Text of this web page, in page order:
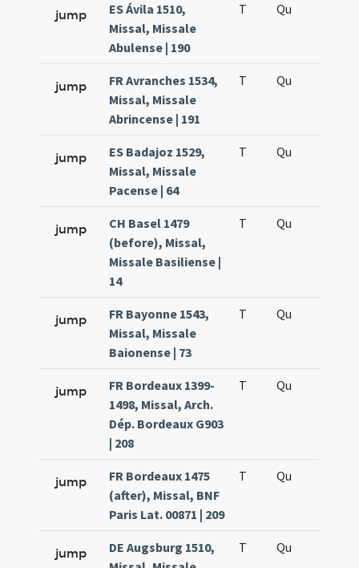
jump
ES Ávila 1510,
Missal, Missale
Abulense | 190
T Qu
jump
FR Avranches 1534,
Missal, Missale
Abrincense | 191
T Qu
jump
ES Badajoz 1529,
Missal, Missale
Pacense | 64
T Qu
jump
CH Basel 1479
(before), Missal,
Missale Basiliense |
14
T Qu
jump
FR Bayonne 1543,
Missal, Missale
Baionense | 73
T Qu
jump
FR Bordeaux 1399-
1498, Missal, Arch.
Dép. Bordeaux G903
| 208
T Qu
jump
FR Bordeaux 1475
(after), Missal, BNF
Paris Lat. 00871 | 209
T Qu
jump
DE Augsburg 1510,
T Qu